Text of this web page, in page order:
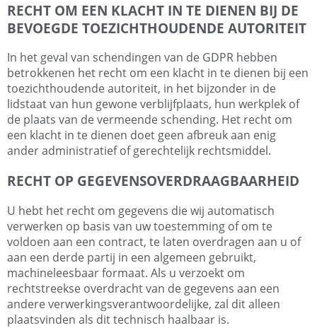
RECHT OM EEN KLACHT IN TE DIENEN BIJ DE
BEVOEGDE TOEZICHTHOUDENDE AUTORITEIT
In het geval van schendingen van de GDPR hebben
betrokkenen het recht om een klacht in te dienen bij een
toezichthoudende autoriteit, in het bijzonder in de
lidstaat van hun gewone verblijfplaats, hun werkplek of
de plaats van de vermeende schending. Het recht om
een klacht in te dienen doet geen afbreuk aan enig
ander administratief of gerechtelijk rechtsmiddel.
RECHT OP GEGEVENSOVERDRAAGBAARHEID
U hebt het recht om gegevens die wij automatisch
verwerken op basis van uw toestemming of om te
voldoen aan een contract, te laten overdragen aan u of
aan een derde partij in een algemeen gebruikt,
machineleesbaar formaat. Als u verzoekt om
rechtstreekse overdracht van de gegevens aan een
andere verwerkingsverantwoordelijke, zal dit alleen
plaatsvinden als dit technisch haalbaar is.